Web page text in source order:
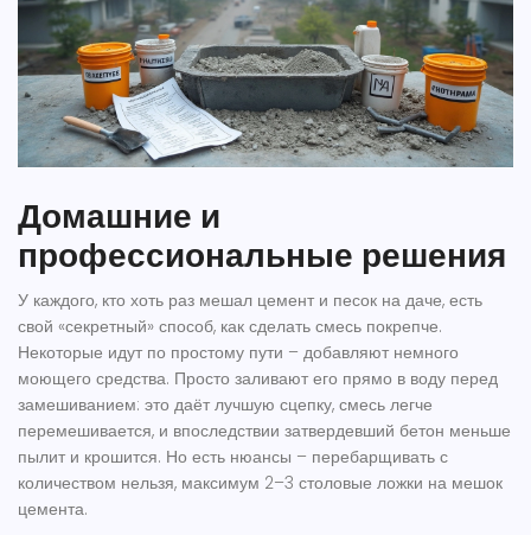
Домашние и
профессиональные решения
У каждого, кто хоть раз мешал цемент и песок на даче, есть
свой «секретный» способ, как сделать смесь покрепче.
Некоторые идут по простому пути – добавляют немного
моющего средства. Просто заливают его прямо в воду перед
замешиванием: это даёт лучшую сцепку, смесь легче
перемешивается, и впоследствии затвердевший бетон меньше
пылит и крошится. Но есть нюансы – перебарщивать с
количеством нельзя, максимум 2–3 столовые ложки на мешок
цемента.